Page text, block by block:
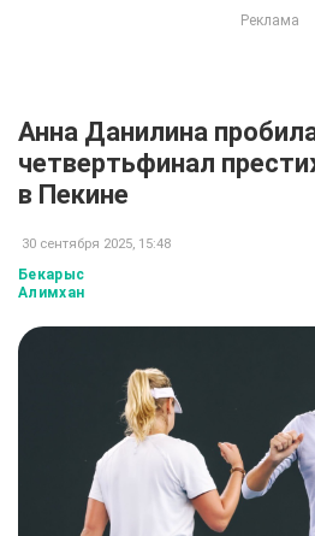
Анна Данилина
четвертьфинал
в Пекине
30 сентября 2025, 15:48
Бекарыс
Алимхан